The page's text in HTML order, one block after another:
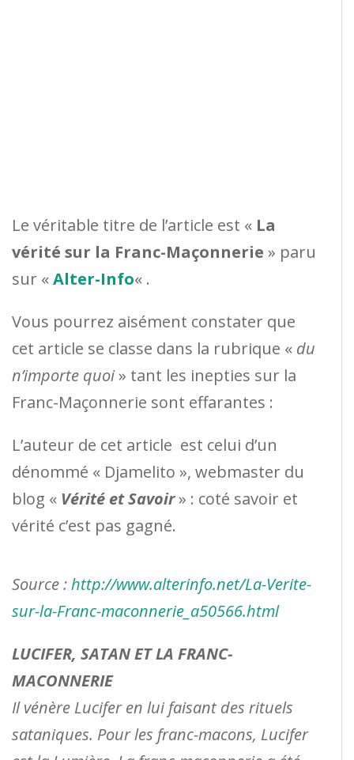
Le véritable titre de l’article est « La
vérité sur la Franc-Maçonnerie » paru
sur «Alter-Info« .
Vous pourrez aisément constater que
cet article se classe dans la rubrique « du
n’importe quoi» tant les inepties sur la
Franc-Maçonnerie sont effarantes :
L’auteur de cet article est celui d’un
dénommé « Djamelito », webmaster du
blog « Vérité et Savoir» : coté savoir et
vérité c’est pas gagné.
Source :http://www.alterinfo.net/La-Verite-
sur-la-Franc-maconnerie_a50566.html
LUCIFER, SATAN ET LA FRANC-
MACONNERIE
Il vénère Lucifer en lui faisant des rituels
sataniques. Pour les franc-macons, Lucifer